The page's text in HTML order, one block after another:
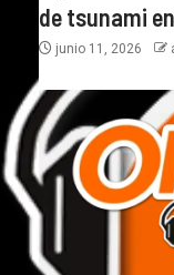
de tsunami
junio 11, 2026